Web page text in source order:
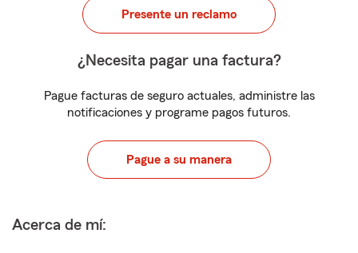
Presente un reclamo
¿Necesita pagar una factura?
Pague facturas de seguro actuales, administre las
notificaciones y programe pagos futuros.
Pague a su manera
Acerca de mí: